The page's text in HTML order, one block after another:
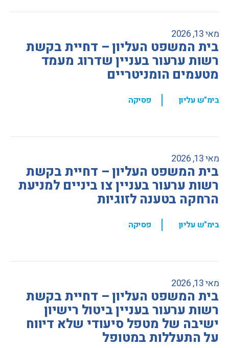
מאי 13, 2026
בית המשפט העליון – דחיית בקשת
רשות ערעור בעניין שדרוג מעמד
מטעמים הומניטריים
בימ"ש עליון , פסיקה
מאי 13, 2026
בית המשפט העליון – דחיית בקשת
רשות ערעור בעניין צו ביניים למניעת
הרחקה בטענה לזוגיות
בימ"ש עליון , פסיקה
מאי 13, 2026
בית המשפט העליון – דחיית בקשת
רשות ערעור בעניין ביטול רישיון
ישיבה של מטפל סיעודי שלא דיווח
על התעללות במטופל